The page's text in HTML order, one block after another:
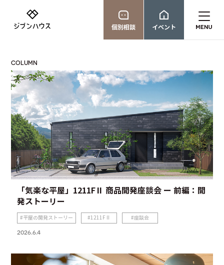
個別相談 イベント
COLUMN
「気楽な平屋」1211FⅡ 商品開発座談会 ー 前編：開
発ストーリー
平屋の開発ストーリー 1211FⅡ 座談会
2026.6.4